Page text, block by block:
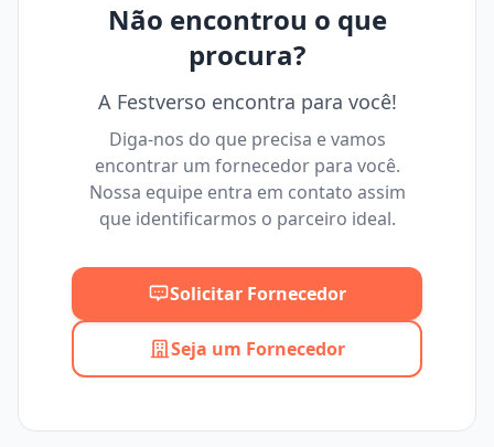
Máximo
Não encontrou o que
procura?
A Festverso encontra para você!
Diga-nos do que precisa e vamos
encontrar um fornecedor para você.
Nossa equipe entra em contato assim
que identificarmos o parceiro ideal.
Solicitar Fornecedor
Seja um Fornecedor